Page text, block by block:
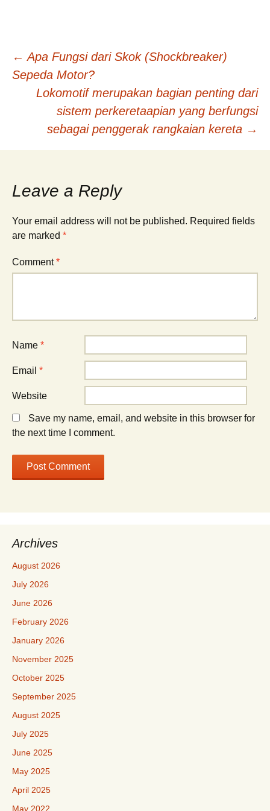
Post
navigation
← Apa Fungsi dari Skok (Shockbreaker)
Sepeda Motor?
Lokomotif merupakan bagian penting dari
sistem perkeretaapian yang berfungsi
sebagai penggerak rangkaian kereta →
Leave a Reply
Your email address will not be published. Required fields
are marked *
Comment*
Name *
Email *
Website
Save my name, email, and website in this browser for
the next time I comment.
Archives
August 2026
July 2026
June 2026
February 2026
January 2026
November 2025
October 2025
September 2025
August 2025
July 2025
June 2025
May 2025
April 2025
May 2022